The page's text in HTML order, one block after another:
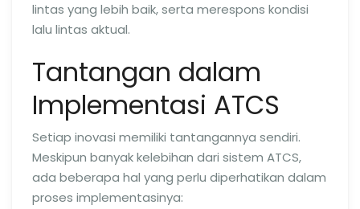
lintas yang lebih baik, serta merespons kondisi
lalu lintas aktual.
Tantangan dalam
Implementasi ATCS
Setiap inovasi memiliki tantangannya sendiri.
Meskipun banyak kelebihan dari sistem ATCS,
ada beberapa hal yang perlu diperhatikan dalam
proses implementasinya: